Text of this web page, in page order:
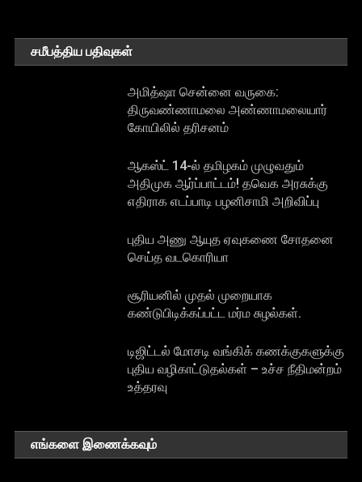
சமீபத்திய பதிவுகள்
அமித்ஷா சென்னை வருகை:
திருவண்ணாமலை அண்ணாமலையார்
கோயிலில் தரிசனம்
ஆகஸ்ட் 14-ல் தமிழகம் முழுவதும்
அதிமுக ஆர்ப்பாட்டம்! தவெக அரசுக்கு
எதிராக எடப்பாடி பழனிசாமி அறிவிப்பு
புதிய அணு ஆயுத ஏவுகணை சோதனை
செய்த வடகொரியா
சூரியனில் முதல் முறையாக
கண்டுபிடிக்கப்பட்ட மர்ம சுழல்கள்.
டிஜிட்டல் மோசடி வங்கிக் கணக்குகளுக்கு
புதிய வழிகாட்டுதல்கள் – உச்ச நீதிமன்றம்
உத்தரவு
எங்களை இணைக்கவும்